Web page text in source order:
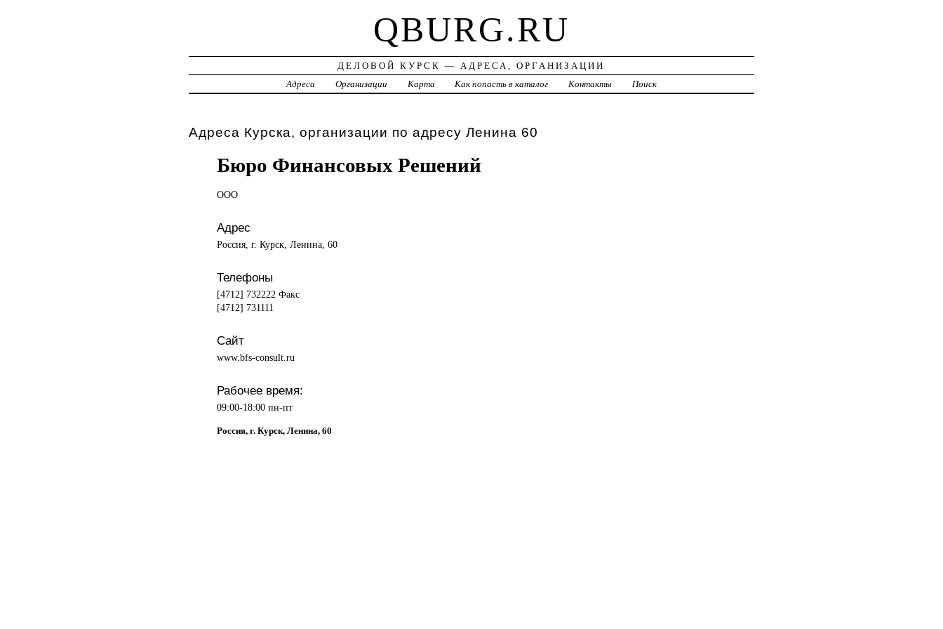
QBURG.RU
ДЕЛОВОЙ КУРСК — АДРЕСА, ОРГАНИЗАЦИИ
Адреса
Организации Карта Как попасть в каталог Контакты Поиск
Адреса Курска, организации по адресу Ленина 60
Бюро Финансовых Решений
ООО
Адрес
Россия, г. Курск, Ленина, 60
Телефоны
[4712] 732222 Факс
[4712] 731111
Сайт
www.bfs-consult.ru
Рабочее время:
09:00-18:00 пн-пт
Россия, г. Курск, Ленина, 60